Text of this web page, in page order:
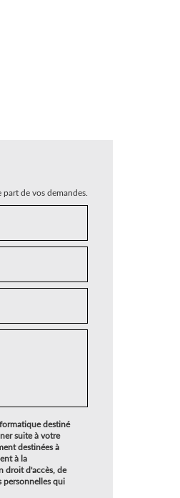
de vos demandes.
destiné
suite à votre
destinées à
à la
droit d'accès, de
personnelles qui